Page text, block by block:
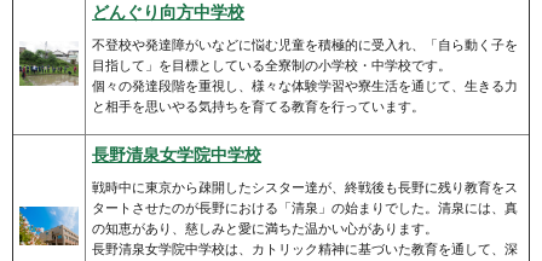
どんぐり向方中学校
不登校や発達障がいなどに悩む児童を積極的に受入れ、「自ら動く子を
目指して」を目標としている全寮制の小学校・中学校です。
個々の発達段階を重視し、様々な体験学習や寮生活を通じて、生きる力
と相手を思いやる気持ちを育てる教育を行っています。
長野清泉女学院中学校
戦時中に東京から疎開したシスター達が、終戦後も長野に残り教育をス
タートさせたのが長野における「清泉」の始まりでした。清泉には、真
の知恵があり、慈しみと愛に満ちた温かい心があります。
長野清泉女学院中学校は、カトリック精神に基づいた教育を通して、深